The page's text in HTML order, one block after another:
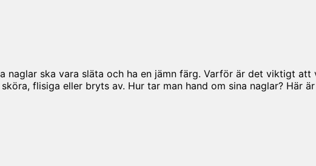
ska vara släta och ha en jämn färg. Varför är det viktigt att
flisiga eller bryts av. Hur tar man hand om sina naglar? Här